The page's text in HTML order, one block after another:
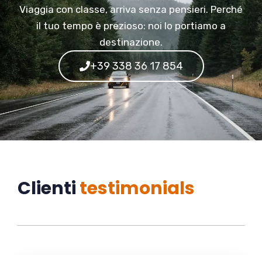
Viaggia con classe, arriva senza pensieri. Perché
il tuo tempo è prezioso: noi lo portiamo a
destinazione.
+39 338 36 17 854
Clientitestimonials